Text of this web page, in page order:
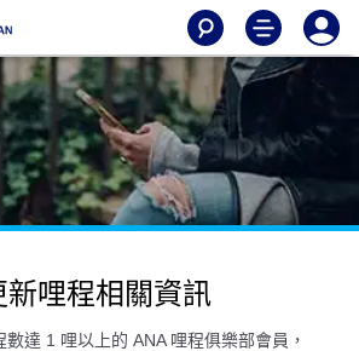
哩程相關資訊
達 1 哩以上的 ANA 哩程俱樂部會員，